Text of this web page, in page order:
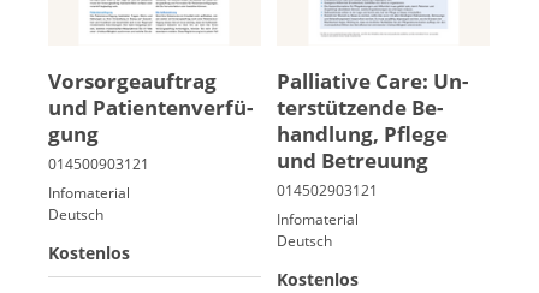
Vor­sor­ge­auf­trag
und Pa­ti­en­ten­ver­fü­
gung
Infomaterial
Deutsch
Kostenlos
Pal­lia­ti­ve Ca­re: Un­
ter­stüt­zen­de Be­
hand­lung, Pfle­ge
und Be­treu­ung
Infomaterial
Deutsch
Kostenlos